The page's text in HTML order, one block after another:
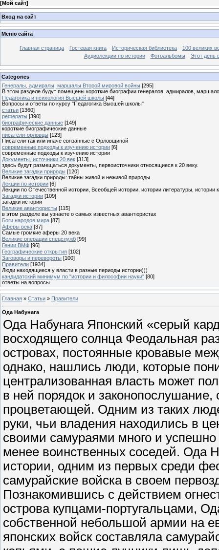
[Мой сайт]
Вход на сайт
Меню сайта
Главная страница Гостевая книга Историческая библиотека
100 великих
Аудиолекции по истории
Фотоальбомы Этот день
Categories
Генералы, адмиралы, маршалы Второй мировой войны [295]
В этом разделе будут помещены короткие биографии генералов, адмиралов,
Педагогика и психология Высшей школы [44]
Вопросы и ответы по курсу "Педагогика Высшей школы"
статьи [1360]
рефераты [390]
биографические данные [149]
короткие биографические данные
писатели-орловцы [123]
Писатели так или иначе связанные с Орловщиной
современные подходы к изучению истории [6]
современные подходы к изучению истории
Документы, источники 20 век [313]
здесь будут размещаться документы, первоисточники относящиеся к 20 веку.
Великие загадки природы [120]
Великие загадки природы: тайны живой и неживой природы
Лекции по истории [6]
Лекции по Отечественной истории, Всеобщей истории, истории литературы, истории
Загадки истории [109]
загадки истории
Великие авантюристы [115]
в этом разделе вы узнаете о самых известных авантюристах
Боги народов мира [87]
Аферы века [37]
Самые громкие аферы 20 века
Великие операции спецслужб [99]
Гении ВМФ [96]
Географические открытия [102]
Заговоры и перевороты [100]
Правители [1934]
Люди находящиеся у власти в разные периоды истории)))
кандидатский минимум по "истории и философии науки" [80]
ответы на вопросы
Главная » Статьи » Правители
Ода Набунага
Ода Набунага Японский «серый
восходящего солнца Феодальная
островах, постоянные кровавые
однако, нашлись люди, которые
централизованная власть может
в ней порядок и
процветающей. Одним из таких
руки, чьи владения находились в
своими самураями много и успешно
менее воинственных соседей. Ода
истории, одним из первых среди
самурайские войска в своем
Познакомившись с действием
острова купцами-португальцами,
собственной небольшой армии на
японских войск составляла